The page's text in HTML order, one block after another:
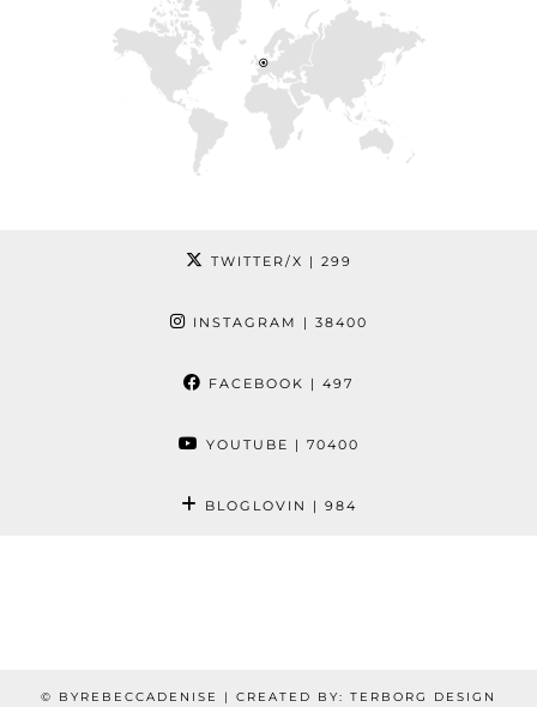
TWITTER/X | 299
INSTAGRAM | 38400
FACEBOOK | 497
YOUTUBE | 70400
BLOGLOVIN | 984
© BYREBECCADENISE | CREATED BY: TERBORG DESIGN